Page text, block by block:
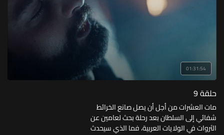
01:31:54
حلقة 9
مات العشرات من أجل أن يصل صانع الخرائط
شفائي إلى السلطان بعد رحلة بحث لعامين عن
الثروات في الولايات العربية، فما الذي سيحدث